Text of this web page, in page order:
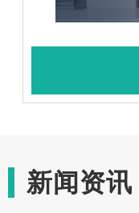
新闻资讯